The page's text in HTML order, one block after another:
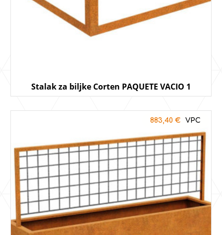
Stalak za biljke Corten PAQUETE VACIO 1
883,40 €